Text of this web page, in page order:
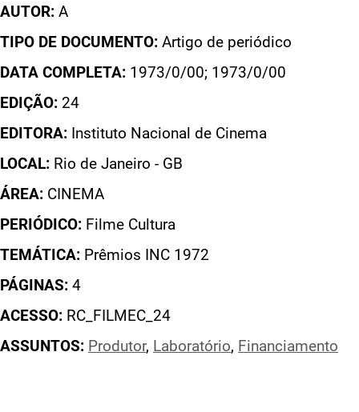
AUTOR: A
TIPO DE DOCUMENTO: Artigo de periódico
DATA COMPLETA: 1973/0/00; 1973/0/00
EDIÇÃO: 24
EDITORA: Instituto Nacional de Cinema
LOCAL: Rio de Janeiro - GB
ÁREA: CINEMA
PERIÓDICO: Filme Cultura
TEMÁTICA: Prêmios INC 1972
PÁGINAS: 4
ACESSO: RC_FILMEC_24
ASSUNTOS: Produtor, Laboratório, Financiamento